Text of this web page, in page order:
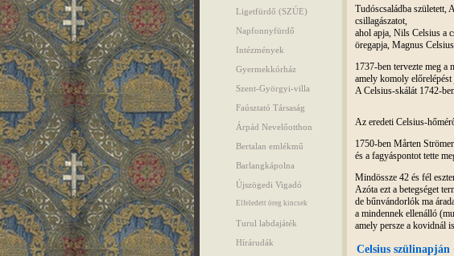
Ligetfürdő (SZÚE)
Napfonnyfürdő
Intézmények
Gyermekkórház
Szent-Györgyi-villa
Faúsztató Társaság
Árpád Nevelőotthon
Bertalan emlékmű
Barlangkápolna
Újszögedi Vigadó
Elfeledett öreg kincsek
Turul labdajáték
Hírárudák
Tudóscsaládba született,
csillagászatot,
ahol apja, Nils Celsius a
öregapja, Magnus
1737-ben tervezte meg a
amely komoly
A Celsius-skálát 1742-
Az eredeti Celsius-
1750-ben Mårten
és a fagyáspontot tette
Mindössze 42 és fél
Azóta ezt a betegséget
de bűnvándorlók ma
a mindennek ellenálló
amely persze a kovidnál
Celsius